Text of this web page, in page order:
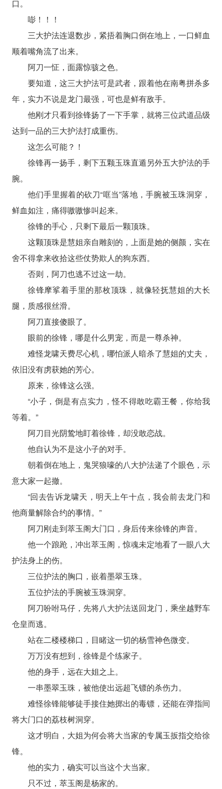
口。
嘭！！！
三大护法连退数步，紧捂着胸口倒在地上，一口鲜血
顺着嘴角流了出来。
阿刀一怔，面露惊骇之色。
要知道，这三大护法可是武者，跟着他在南粤拼杀多
年，实力不说是龙门最强，可也是鲜有敌手。
他刚才只看到徐锋扬了一下手掌，就将三位武道品级
达到一品的三大护法打成重伤。
这怎么可能？！
徐锋再一扬手，剩下五颗玉珠直遁另外五大护法的手
腕。
他们手里握着的砍刀“哐当”落地，手腕被玉珠洞穿，
鲜血如注，痛得嗷嗷惨叫起来。
徐锋的手心，只剩下最后一颗顶珠。
这颗顶珠是慧姐亲自雕刻的，上面是她的侧颜，实在
舍不得拿来收拾这些仗势欺人的狗东西。
否则，阿刀也逃不过这一劫。
徐锋摩挲着手里的那枚顶珠，就像轻抚慧姐的大长
腿，质感很丝滑。
阿刀直接傻眼了。
眼前的徐锋，哪是什么男宠，而是一尊杀神。
难怪龙啸天费尽心机，哪怕派人暗杀了慧姐的丈夫，
依旧没有虏获她的芳心。
原来，徐锋这么强。
“小子，倒是有点实力，怪不得敢吃霸王餐，你给我
等着。”
阿刀目光阴鸷地盯着徐锋，却没敢恋战。
他自认为不是这小子的对手。
朝着倒在地上，鬼哭狼嚎的八大护法递了个眼色，示
意大家一起撤。
“回去告诉龙啸天，明天上午十点，我会前去龙门和
他商量解除合约的事情。”
阿刀刚走到萃玉阁大门口，身后传来徐锋的声音。
他一个踉跄，冲出萃玉阁，惊魂未定地看了一眼八大
护法身上的伤。
三位护法的胸口，嵌着墨翠玉珠。
五位护法的手腕被玉珠洞穿。
阿刀吩咐马仔，先将八大护法送回龙门，乘坐越野车
仓皇而逃。
站在二楼楼梯口，目睹这一切的杨雪神色微变。
万万没有想到，徐锋是个练家子。
他的身手，远在大姐之上。
一串墨翠玉珠，被他使出远超飞镖的杀伤力。
难怪徐锋能够徒手接住她掷出的毒镖，还能在弹指间
将大门口的荔枝树洞穿。
这才明白，大姐为何会将大当家的专属玉扳指交给徐
锋。
他的实力，确实可以当这个大当家。
只不过，萃玉阁是杨家的。